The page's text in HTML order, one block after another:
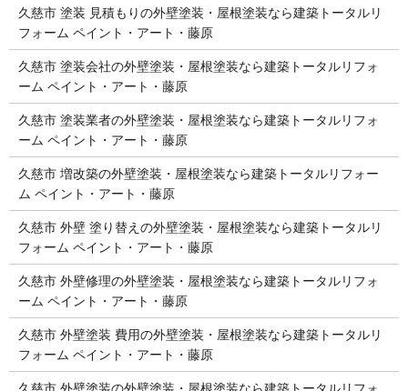
久慈市 塗装 見積もりの外壁塗装・屋根塗装なら建築トータルリ
フォーム ペイント・アート・藤原
久慈市 塗装会社の外壁塗装・屋根塗装なら建築トータルリフォ
ーム ペイント・アート・藤原
久慈市 塗装業者の外壁塗装・屋根塗装なら建築トータルリフォ
ーム ペイント・アート・藤原
久慈市 増改築の外壁塗装・屋根塗装なら建築トータルリフォー
ム ペイント・アート・藤原
久慈市 外壁 塗り替えの外壁塗装・屋根塗装なら建築トータルリ
フォーム ペイント・アート・藤原
久慈市 外壁修理の外壁塗装・屋根塗装なら建築トータルリフォ
ーム ペイント・アート・藤原
久慈市 外壁塗装 費用の外壁塗装・屋根塗装なら建築トータルリ
フォーム ペイント・アート・藤原
久慈市 外壁塗装の外壁塗装・屋根塗装なら建築トータルリフォ